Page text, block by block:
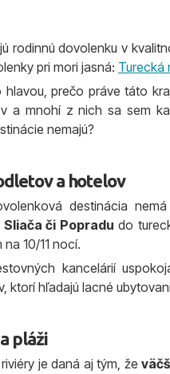
rodinnú dovolenku v
pri mori jasná: Turecká
hlavou, prečo práve táto
a mnohí z nich sa sem
nemajú?
a hotelov
destinácia
či Popradu do
10/11 nocí.
kancelárií
ktorí hľadajú lacné
pláži
je daná aj tým, že